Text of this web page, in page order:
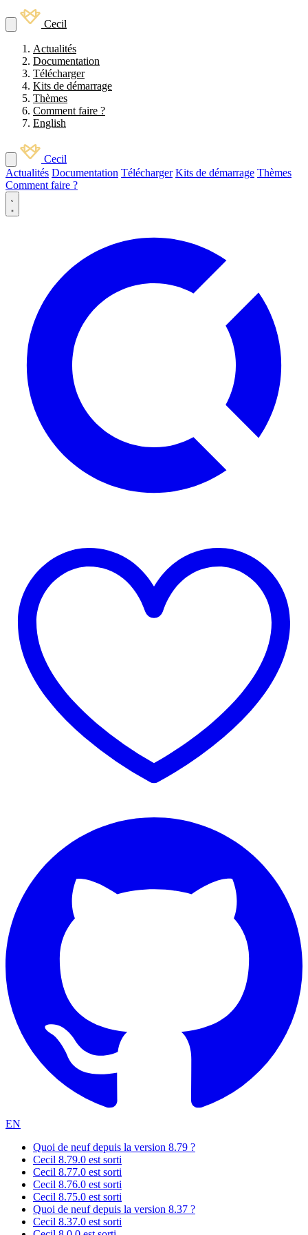
Cecil
Actualités
Documentation
Télécharger
Kits de démarrage
Thèmes
Comment faire ?
English
Cecil
Actualités Documentation Télécharger Kits de démarrage Thèmes
Comment faire ?
EN
Quoi de neuf depuis la version 8.79 ?
Cecil 8.79.0 est sorti
Cecil 8.77.0 est sorti
Cecil 8.76.0 est sorti
Cecil 8.75.0 est sorti
Quoi de neuf depuis la version 8.37 ?
Cecil 8.37.0 est sorti